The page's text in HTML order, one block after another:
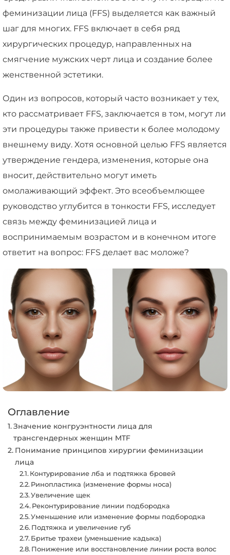
феминизации лица (FFS) выделяется как важный
шаг для многих. FFS включает в себя ряд
хирургических процедур, направленных на
смягчение мужских черт лица и создание более
женственной эстетики.
Один из вопросов, который часто возникает у тех,
кто рассматривает FFS, заключается в том, могут ли
эти процедуры также привести к более молодому
внешнему виду. Хотя основной целью FFS является
утверждение гендера, изменения, которые она
вносит, действительно могут иметь
омолаживающий эффект. Это всеобъемлющее
руководство углубится в тонкости FFS, исследует
связь между феминизацией лица и
воспринимаемым возрастом и в конечном итоге
ответит на вопрос: FFS делает вас моложе?
Оглавление
Значение конгруэнтности лица для
трансгендерных женщин MTF
Понимание принципов хирургии феминизации
лица
Контурирование лба и подтяжка бровей
Ринопластика (изменение формы носа)
Увеличение щек
Реконтурирование линии подбородка
Уменьшение или изменение формы подбородка
Подтяжка и увеличение губ
Бритье трахеи (уменьшение кадыка)
Понижение или восстановление линии роста волос